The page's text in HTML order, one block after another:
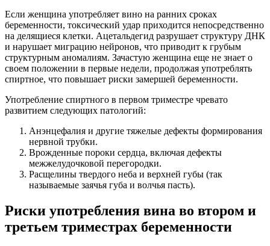
Если женщина употребляет вино на ранних сроках
беременности, токсический удар приходится непосредственно
на делящиеся клетки. Ацетальдегид разрушает структуру ДНК
и нарушает миграцию нейронов, что приводит к грубым
структурным аномалиям. Зачастую женщина еще не знает о
своем положении в первые недели, продолжая употреблять
спиртное, что повышает риски замершей беременности.
Употребление спиртного в первом триместре чревато
развитием следующих патологий:
Анэнцефалия и другие тяжелые дефекты формирования
нервной трубки.
Врожденные пороки сердца, включая дефекты
межжелудочковой перегородки.
Расщелины твердого неба и верхней губы (так
называемые заячья губа и волчья пасть).
Риски употребления вина во втором и
третьем триместрах беременности